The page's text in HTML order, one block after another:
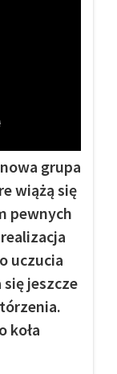
grupa
wiążą się
pewnych
uczucia
jeszcze
koła